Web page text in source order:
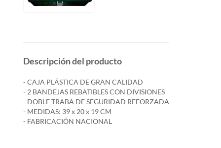
Descripción del producto
- CAJA PLÁSTICA DE GRAN CALIDAD
- 2 BANDEJAS REBATIBLES CON DIVISIONES
- DOBLE TRABA DE SEGURIDAD REFORZADA
- MEDIDAS: 39 x 20 x 19 CM
- FABRICACIÓN NACIONAL